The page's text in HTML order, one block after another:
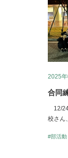
2025
合同
12/24
校さん
#部活動